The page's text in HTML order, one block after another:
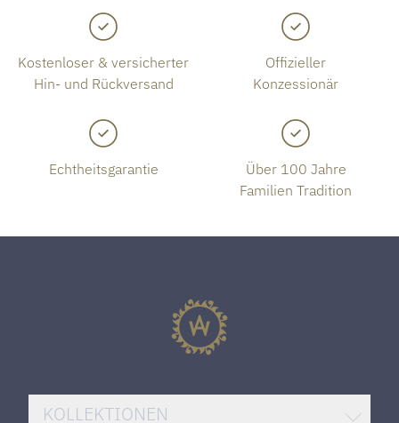
Kostenloser & versicherter
Hin- und Rückversand
Offizieller
Konzessionär
Echtheitsgarantie
Über 100 Jahre
Familien Tradition
KOLLEKTIONEN